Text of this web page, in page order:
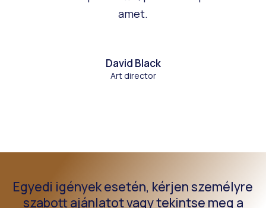
amet.
David Black
Art director
Egyedi igények esetén, kérjen személyre
szabott ajánlatot vagy tekintse meg a